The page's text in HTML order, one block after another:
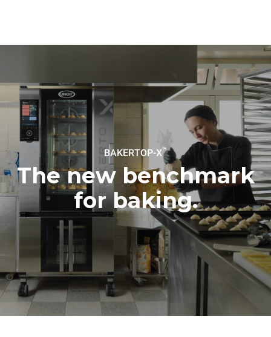
구울 경우 (팬 용량의 약 20%
사용)
하나의 트레이에 감자를
풀로 팬닝해 굽는 경우
스팀기능을 이용해 풀로드로
트레이 3판을 조리하는 경우
오븐을 비운 상태에서
180°C로 2시간을 가동하는
경우
추정되는 소비량은 하단의
주간세척 프로그램을 기준으로
작성되었습니다. (42주/년)
긴모드 세척 (1회)
중간모드 세척 (1회)
BAKERTOP-X™
The new benchmark
for baking.